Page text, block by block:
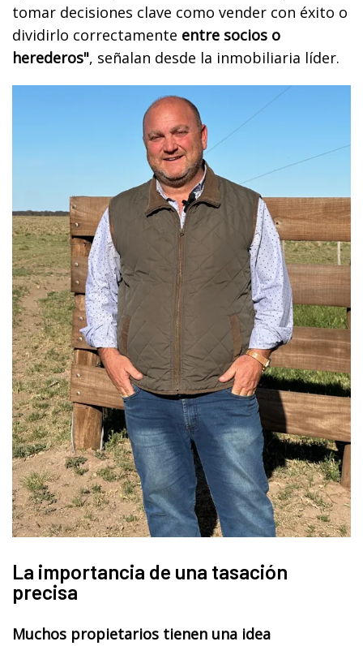
tomar decisiones clave como vender con éxito o
dividirlo correctamente entre socios o
herederos", señalan desde la inmobiliaria líder.
La importancia de una tasación
precisa
Muchos propietarios tienen una idea